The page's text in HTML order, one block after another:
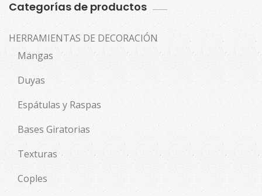
Categorías de productos
HERRAMIENTAS DE DECORACIÓN
Mangas
Duyas
Espátulas y Raspas
Bases Giratorias
Texturas
Coples